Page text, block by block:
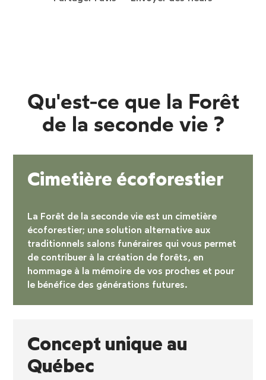
Qu'est-ce que la Forêt
de la seconde vie ?
Cimetière écoforestier
La Forêt de la seconde vie est un cimetière
écoforestier; une solution alternative aux
traditionnels salons funéraires qui vous permet
de contribuer à la création de forêts, en
hommage à la mémoire de vos proches et pour
le bénéfice des générations futures.
Concept unique au
Québec